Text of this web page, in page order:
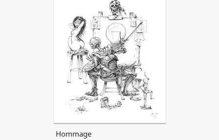
Hommage